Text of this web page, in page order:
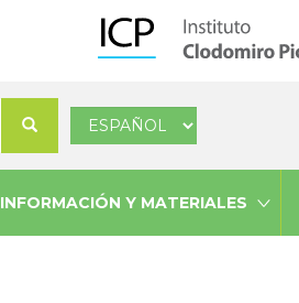
Buscar
Select
INFORMACIÓN Y MATERIALES